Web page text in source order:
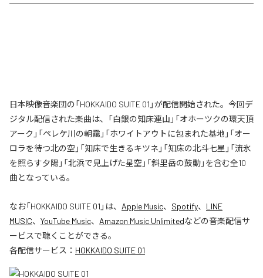
日本映像音楽団の「HOKKAIDO SUITE 01」が配信開始された。今回デ
ジタル配信された楽曲は、「白銀の知床連山」「オホーツクの環天頂
アーク」「ペレケ川の朝靄」「ホワイトアウトに包まれた基地」「オー
ロラを待つ北の空」「知床で生きるキツネ」「知床の北斗七星」「流氷
を照らす夕陽」「北浜で見上げた星空」「斜里岳の鼓動」を含む全10
曲となっている。
なお「HOKKAIDO SUITE 01 」は、 Apple Music、 Spotify、 LINE
MUSIC、 YouTube Music、 Amazon Music Unlimitedなどの音楽配信サ
ービスで聴くことができる。
各配信サービス： HOKKAIDO SUITE 01